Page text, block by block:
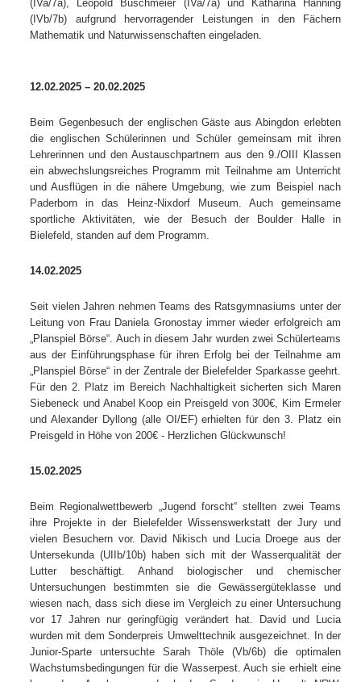
(IVa/7a), Leopold Buschmeier (IVa/7a) und Katharina Hanning
(IVb/7b) aufgrund hervorragender Leistungen in den Fächern
Mathematik und Naturwissenschaften eingeladen.
12.02.2025 – 20.02.2025
Beim Gegenbesuch der englischen Gäste aus Abingdon erlebten
die englischen Schülerinnen und Schüler gemeinsam mit ihren
Lehrerinnen und den Austauschpartnern aus den 9./OIII Klassen
ein abwechslungsreiches Programm mit Teilnahme am Unterricht
und Ausflügen in die nähere Umgebung, wie zum Beispiel nach
Paderborn in das Heinz-Nixdorf Museum. Auch gemeinsame
sportliche Aktivitäten, wie der Besuch der Boulder Halle in
Bielefeld, standen auf dem Programm.
14.02.2025
Seit vielen Jahren nehmen Teams des Ratsgymnasiums unter der
Leitung von Frau Daniela Gronostay immer wieder erfolgreich am
„Planspiel Börse“. Auch in diesem Jahr wurden zwei Schülerteams
aus der Einführungsphase für ihren Erfolg bei der Teilnahme am
„Planspiel Börse“ in der Zentrale der Bielefelder Sparkasse geehrt.
Für den 2. Platz im Bereich Nachhaltigkeit sicherten sich Maren
Siebeneck und Anabel Koop ein Preisgeld von 300€, Kim Ermeler
und Alexander Dyllong (alle OI/EF) erhielten für den 3. Platz ein
Preisgeld in Höhe von 200€ - Herzlichen Glückwunsch!
15.02.2025
Beim Regionalwettbewerb „Jugend forscht“ stellten zwei Teams
ihre Projekte in der Bielefelder Wissenswerkstatt der Jury und
vielen Besuchern vor. David Nikisch und Lucia Droege aus der
Untersekunda (UIIb/10b) haben sich mit der Wasserqualität der
Lutter beschäftigt. Anhand biologischer und chemischer
Untersuchungen bestimmten sie die Gewässergüteklasse und
wiesen nach, dass sich diese im Vergleich zu einer Untersuchung
vor 17 Jahren nur geringfügig verändert hat. David und Lucia
wurden mit dem Sonderpreis Umwelttechnik ausgezeichnet. In der
Junior-Sparte untersuchte Sarah Thöle (Vb/6b) die optimalen
Wachstumsbedingungen für die Wasserpest. Auch sie erhielt eine